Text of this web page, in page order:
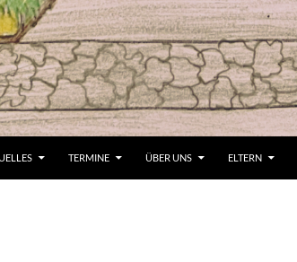
TERMINE ÜBER UNS ELTERN